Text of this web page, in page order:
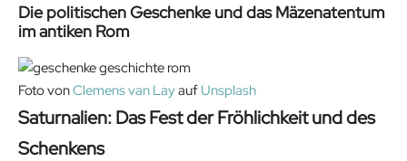
Die politischen Geschenke und das Mäzenatentum
im antiken Rom
Foto vonClemens van Layauf Unsplash
Saturnalien: Das Fest der Fröhlichkeit und des
Schenkens